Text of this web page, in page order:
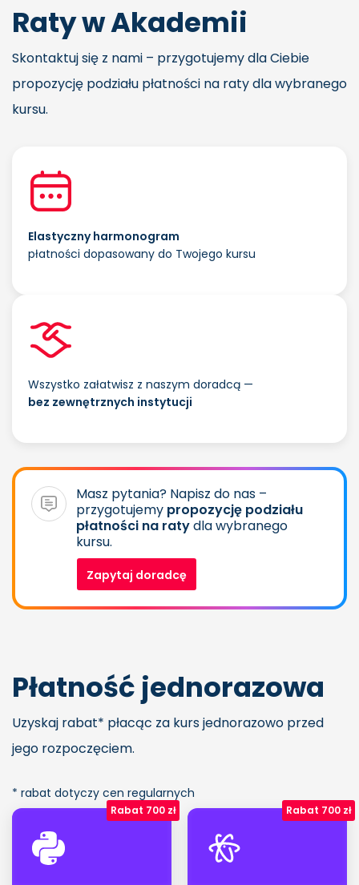
Raty w Akademii
Skontaktuj się z nami – przygotujemy dla Ciebie
propozycję podziału płatności na raty dla wybranego
kursu.
Elastyczny harmonogram
płatności dopasowany do Twojego kursu
Wszystko załatwisz z naszym doradcą —
bez zewnętrznych instytucji
Masz pytania? Napisz do nas –
przygotujemy propozycję podziału
płatności na ratydla wybranego
kursu.
Zapytaj doradcę
Płatność jednorazowa
Uzyskaj rabat* płacąc za kurs jednorazowo przed
jego rozpoczęciem.
* rabat dotyczy cen regularnych
Rabat 700 zł Rabat 700 zł